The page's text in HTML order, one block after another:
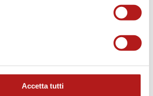
Accetta tutti